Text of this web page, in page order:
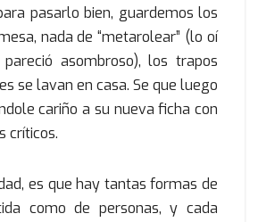
pasarlo bien, guardemos los
nada de “metarolear” (lo oí
asombroso), los trapos
se lavan en casa. Se que luego
cariño a su nueva ficha con
críticos.
es que hay tantas formas de
como de personas, y cada